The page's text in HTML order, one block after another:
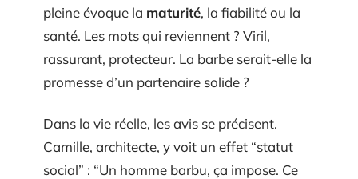
pleine évoque la maturité, la fiabilité ou la
santé. Les mots qui reviennent ? Viril,
rassurant, protecteur. La barbe serait-elle la
promesse d’un partenaire solide ?
Dans la vie réelle, les avis se précisent.
Camille, architecte, y voit un effet “statut
social” : “Un homme barbu, ça impose. Ce